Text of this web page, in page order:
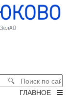
ГЛАВНОЕ